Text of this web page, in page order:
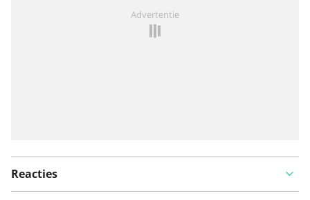
Advertentie
Reacties